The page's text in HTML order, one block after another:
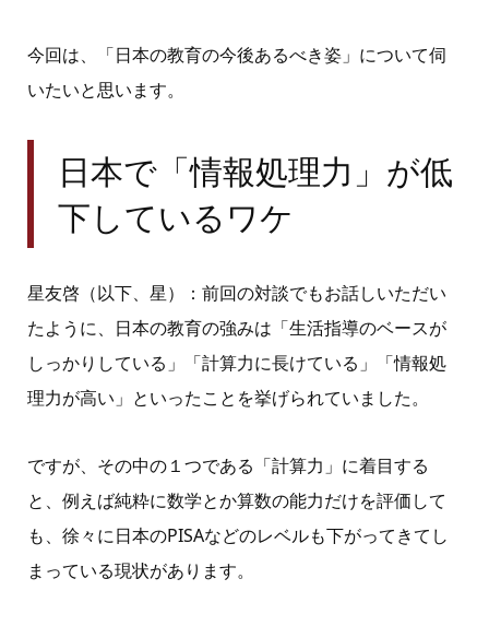
今回は、「日本の教育の今後あるべき姿」について伺
いたいと思います。
日本で「情報処理力」が低
下しているワケ
星友啓（以下、星）：前回の対談でもお話しいただい
たように、日本の教育の強みは「生活指導のベースが
しっかりしている」「計算力に長けている」「情報処
理力が高い」といったことを挙げられていました。
ですが、その中の１つである「計算力」に着目する
と、例えば純粋に数学とか算数の能力だけを評価して
も、徐々に日本のPISAなどのレベルも下がってきてし
まっている現状があります。